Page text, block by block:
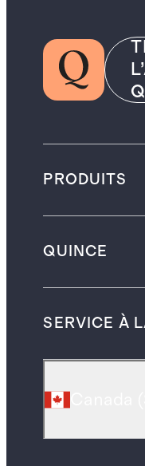
PRODUITS
QUINCE
SERVICE À